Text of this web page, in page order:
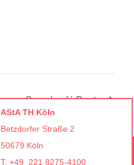
Sprachcafé Deutz
AStA TH Köln
Betzdorfer Straße 2
50679 Köln
T: +49 221 8275-4100